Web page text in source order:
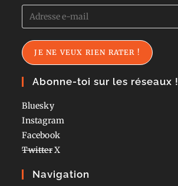
Adresse
e-
mail
JE NE VEUX RIEN RATER !
Abonne-toi sur les réseaux !
Bluesky
Instagram
Facebook
TwitterX
Navigation